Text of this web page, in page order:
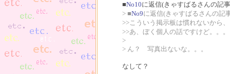
■No10に返信(きゃすばるさんの記
> ■No9に返信(きゃすばるさんの記
>>こういう掲示板は慣れないから
>>あ、ぼく個人の話ですけど。。。
>
> ん？ 写真出ないな。。。
なして？